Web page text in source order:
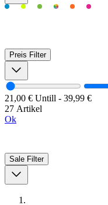
Preis Filter
21,00 € Untill - 39,99 €
27 Artikel
Ok
Sale Filter